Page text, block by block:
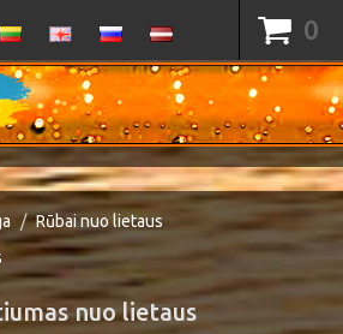
0
Rūbai nuo lietaus
nuo lietaus